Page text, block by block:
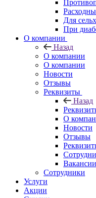
Для
При
О компании
Назад
О компании
О компании
Новости
Отзывы
Реквизиты
Назад
О
Новости
Отзывы
Вакансии
Сотрудники
Услуги
Акции